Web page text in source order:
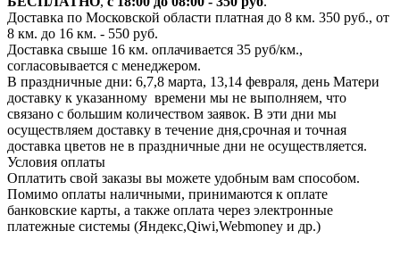
Доставка по Московской области платная до 8 км. 350 руб., от
8 км. до 16 км. - 550 руб.
Доставка свыше 16 км. оплачивается 35 руб/км.,
согласовывается с менеджером.
В праздничные дни: 6,7,8 марта, 13,14 февраля, день Матери
доставку к указанному времени мы не выполняем, что
связано с большим количеством заявок. В эти дни мы
осуществляем доставку в течение дня,срочная и точная
доставка цветов не в праздничные дни не осуществляется.
Условия оплаты
Оплатить свой заказы вы можете удобным вам способом.
Помимо оплаты наличными, принимаются к оплате
банковские карты, а также оплата через электронные
платежные системы (Яндекс,Qiwi,Webmoney и др.)